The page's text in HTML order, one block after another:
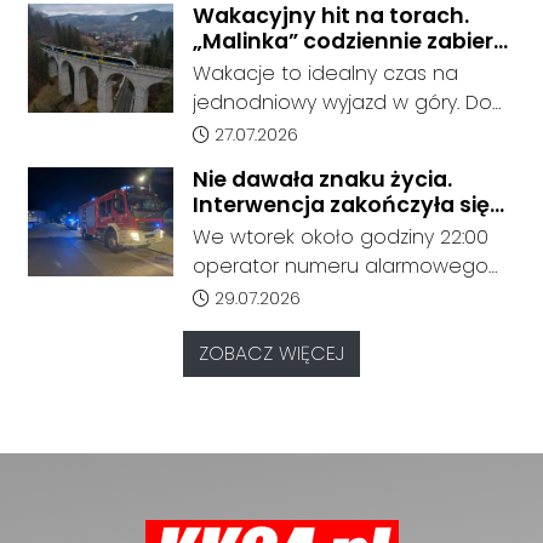
zadysponowane na odcinek
Rudziniec Gliwicki - Nowa Wieś,
gdzie doszło do potrącenia
człowieka przez pociąg.
Wakacyjny hit na torach.
„Malinka” codziennie zabiera
pasażerów z Kędzierzyna-
Koźla do Wisły
Wakacje to idealny czas na
jednodniowy wyjazd w góry. Do
końca sierpnia pociąg POLREGIO
oferując bezpośrednie
połączenie z Kędzierzyna-Koźla
do Beskidów. Jak informuje
przewoźnik, połączenie cieszy się
dużym zainteresowaniem
pasażerów.
Data dodania artykułu:
27.07.2026
Nie dawała znaku życia.
Interwencja zakończyła się
tragicznym odkryciem
We wtorek około godziny 22:00
operator numeru alarmowego
odebrał zgłoszenie od
zaniepokojonych członków
rodziny, którzy od dłuższego
czasu nie mieli kontaktu z kobietą
Data dodania artykułu:
29.07.2026
ZOBACZ WIĘCEJ